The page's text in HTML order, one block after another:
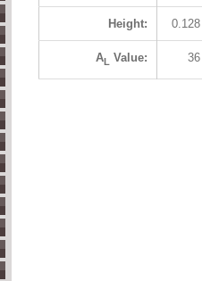
Height: 0.128
AL Value: 36